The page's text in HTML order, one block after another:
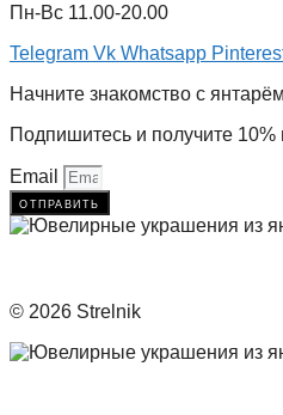
Пн-Вс 11.00-20.00
Telegram Vk Whatsapp
Начните знакомство с янтарём
Подпишитесь и получите 10%
Email
отправить
© 2026 Strelnik